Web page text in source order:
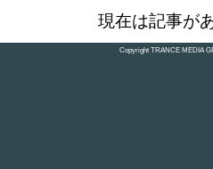
現在は記事が
Copyright TRANCE MEDIA